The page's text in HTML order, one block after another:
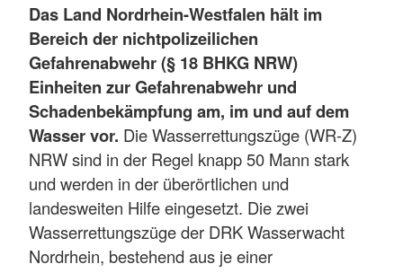
Das Land Nordrhein-Westfalen hält im
Bereich der nichtpolizeilichen
Gefahrenabwehr (§ 18 BHKG NRW)
Einheiten zur Gefahrenabwehr und
Schadenbekämpfung am, im und auf dem
Wasser vor. Die Wasserrettungszüge (WR-Z)
NRW sind in der Regel knapp 50 Mann stark
und werden in der überörtlichen und
landesweiten Hilfe eingesetzt. Die zwei
Wasserrettungszüge der DRK Wasserwacht
Nordrhein, bestehend aus je einer